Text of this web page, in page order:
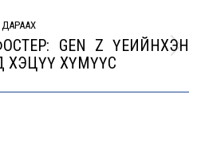
ДАРААХ
Next
post:
GEN Z ҮЕИЙНХЭН
ХЭЦҮҮ ХҮМҮҮС